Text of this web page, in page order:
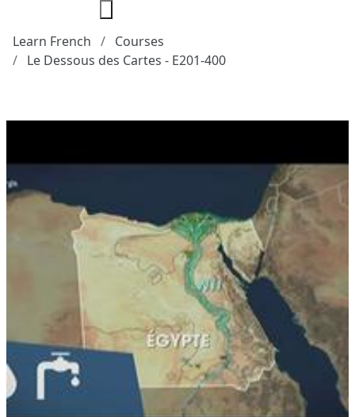
Learn French
Courses
Le Dessous des Cartes - E201-400